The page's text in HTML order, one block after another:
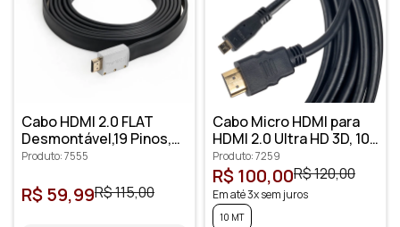
Cabo HDMI 2.0 FLAT
Desmontável,19 Pinos,
4K, Ultra HD, 3D - 3
Produto: 7555
R$ 59,99R$ 115,00
Cabo Micro HDMI para
HDMI 2.0 Ultra HD 3D, 10
metros - Cirilo Cabos
Produto: 7259
R$ 100,00R$ 120,00
Em até 3x sem juros
10 MT